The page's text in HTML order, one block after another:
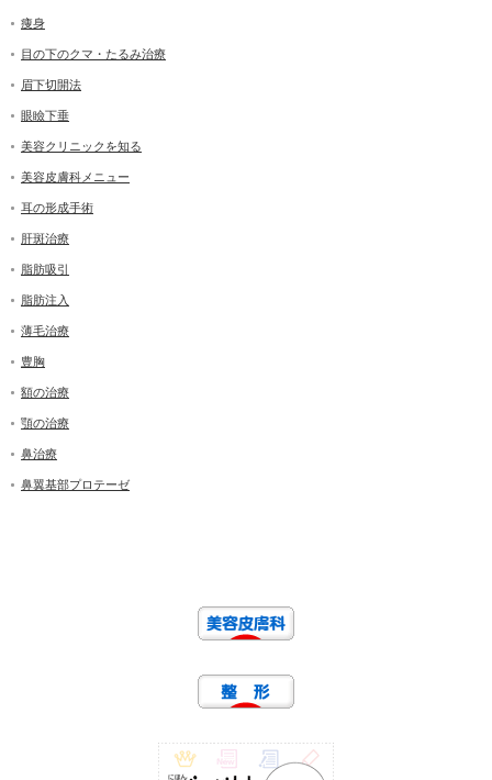
痩身
目の下のクマ・たるみ治療
眉下切開法
眼瞼下垂
美容クリニックを知る
美容皮膚科メニュー
耳の形成手術
肝斑治療
脂肪吸引
脂肪注入
薄毛治療
豊胸
額の治療
顎の治療
鼻治療
鼻翼基部プロテーゼ